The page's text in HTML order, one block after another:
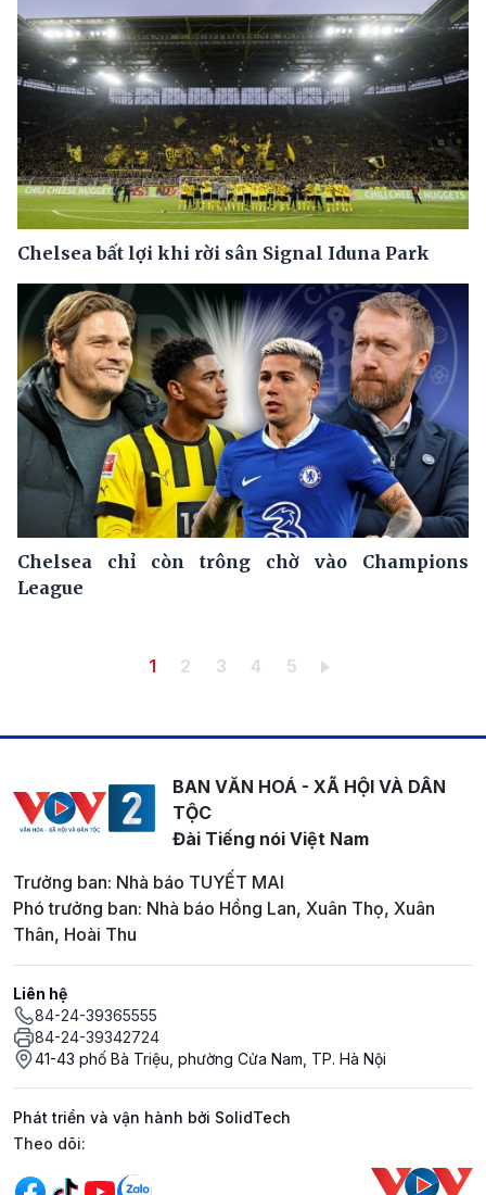
Chelsea bất lợi khi rời sân Signal Iduna Park
Chelsea chỉ còn trông chờ vào Champions
League
Trang hiện thời
1 Trang
2 Trang
3 Trang
4 Trang
5
BAN VĂN HOÁ - XÃ HỘI VÀ DÂN
TỘC
Đài Tiếng nói Việt Nam
Trưởng ban: Nhà báo TUYẾT MAI
Phó trưởng ban: Nhà báo Hồng Lan, Xuân Thọ, Xuân
Thân, Hoài Thu
Liên hệ
84-24-39365555
84-24-39342724
41-43 phố Bà Triệu, phường Cửa Nam, TP. Hà Nội
Phát triển và vận hành bởi SolidTech
Mạng xã hội
Theo dõi: